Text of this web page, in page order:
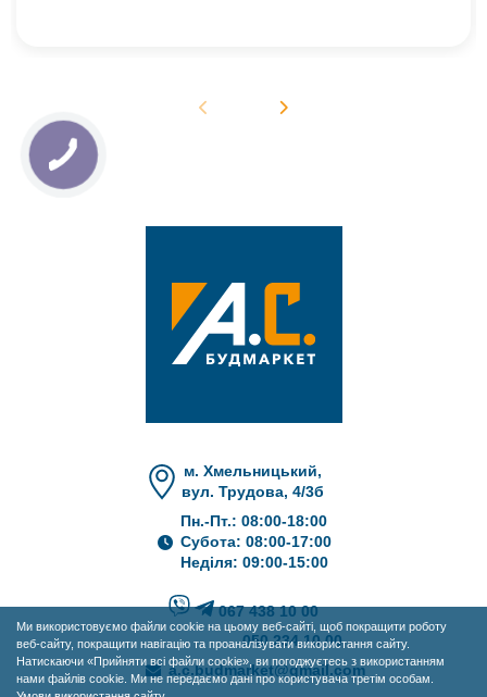
Ми використовуємо файли cookie на цьому веб-сайті, щоб покращити роботу
веб-сайту, покращити навігацію та проаналізувати використання сайту.
Натискаючи «Прийняти всі файли cookie», ви погоджуєтесь з використанням
нами файлів cookie. Ми не передаємо дані про користувача третім особам.
м. Хмельницький,
вул. Трудова, 4/3б
Пн.-Пт.: 08:00-18:00
Субота: 08:00-17:00
Неділя: 09:00-15:00
067 438 10 00
050 234 10 00
a.c.budmarket@gmail.com